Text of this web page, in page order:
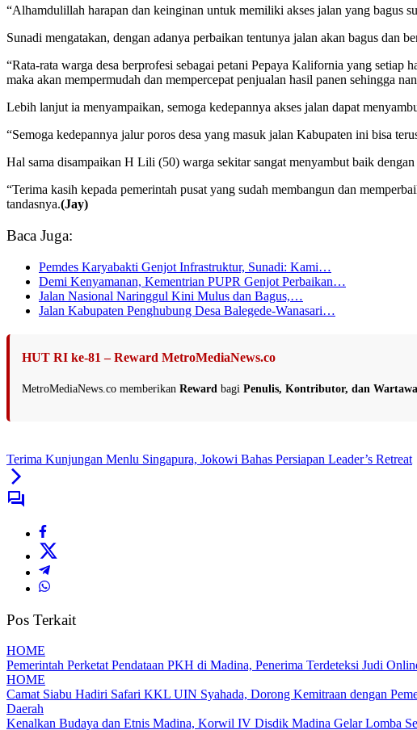
“Alhamdulillah harapan dan keinginan untuk memiliki akses jalan yang bagus
Sunadi mengatakan, dengan adanya perbaikan tentunya jalan akan bagus dan
“Rata-rata warga desa berprofesi sebagai petani Pepaya Kalifornia yang
maka akan mempermudah dan mempercepat penjualan hasil panen sehingga
Lebih lanjut ia menyampaikan, semoga kedepannya akses jalan dapat
“Semoga kedepannya jalur poros desa yang masuk jalan Kabupaten ini bisa
Hal sama disampaikan H Lili (50) warga sekitar sangat menyambut baik
“Terima kasih kepada pemerintah pusat yang sudah membangun dan
tandasnya.(Jay)
Baca Juga:
Pemdes Karyabakti Genjot Infrastruktur, Sunadi: Kami…
Demi Kenyamanan, Kementrian PUPR Genjot Perbaikan…
Jalan Nasional Naringgul Kini Mulus dan Bagus,…
Jalan Kabupaten Penghubung Desa Balegede-Wanasari…
HUT RI ke-81 – Reward MetroMediaNews.co
MetroMediaNews.co memberikan Reward bagi Penulis, Kontributor, dan
Terima Kunjungan Menlu Singapura, Jokowi Bahas Persiapan Leader’s Retreat
Pos Terkait
HOME
Pemerintah Perketat Pendataan PKH di Madina, Penerima Terdeteksi Judi
HOME
Camat Siabu Hadiri Safari KKL UIN Syahada, Dorong Kemitraan dengan
Daerah
Kenalkan Budaya dan Etnis Madina, Korwil IV Disdik Madina Gelar Lomba